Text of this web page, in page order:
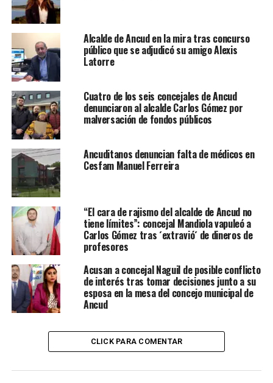
Alcalde de Ancud en la mira tras concurso
público que se adjudicó su amigo Alexis
Latorre
Cuatro de los seis concejales de Ancud
denunciaron al alcalde Carlos Gómez por
malversación de fondos públicos
Ancuditanos denuncian falta de médicos en
Cesfam Manuel Ferreira
“El cara de rajismo del alcalde de Ancud no
tiene límites”: concejal Mandiola vapuleó a
Carlos Gómez tras ´extravió´ de dineros de
profesores
Acusan a concejal Naguil de posible conflicto
de interés tras tomar decisiones junto a su
esposa en la mesa del concejo municipal de
Ancud
CLICK PARA COMENTAR